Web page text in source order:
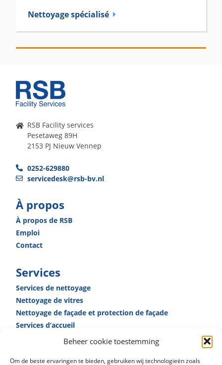
Beheer cookie toestemming
Om de beste ervaringen te bieden, gebruiken wij technologieën zoals
Nettoyage spécialisé
RSB Facility services
Pesetaweg 89H
2153 PJ Nieuw Vennep
0252-629880
servicedesk@rsb-bv.nl
À propos
À propos de RSB
Emploi
Contact
Services
Services de nettoyage
Nettoyage de vitres
Nettoyage de façade et protection de façade
Services d’accueil
Services de conciergerie